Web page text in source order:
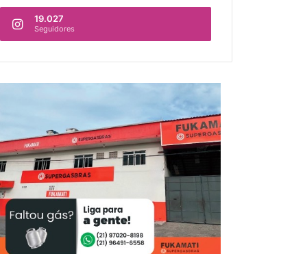
19.027
Seguidores